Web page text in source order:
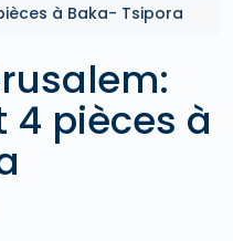
à Baka- Tsipora
pièces à